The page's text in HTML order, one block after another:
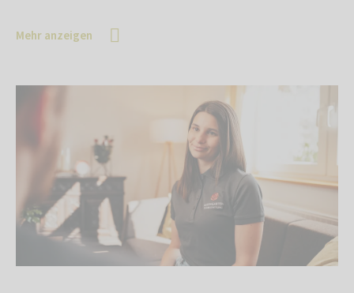
Mehr anzeigen